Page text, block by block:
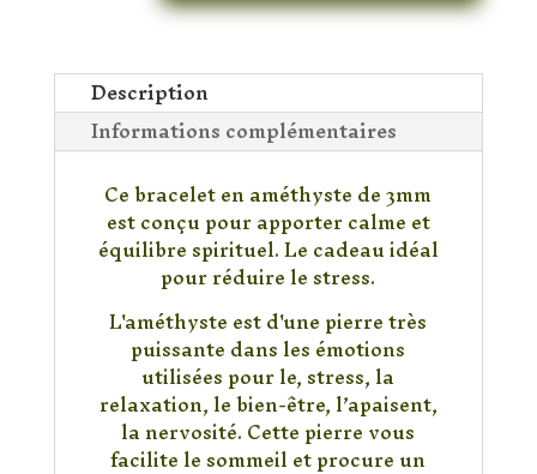
Description
Informations complémentaires
Ce bracelet en améthyste de 3mm
est conçu pour apporter calme et
équilibre spirituel. Le cadeau idéal
pour réduire le stress.
L'améthyste est d'une pierre très
puissante dans les émotions
utilisées pour le, stress, la
relaxation, le bien-être, l’apaisent,
la nervosité. Cette pierre vous
facilite le sommeil et procure un